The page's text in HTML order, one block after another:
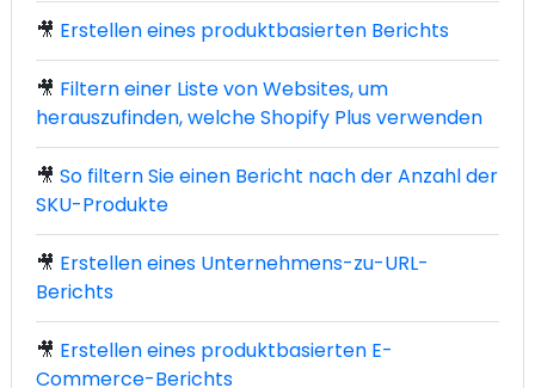
🎥 Erstellen eines produktbasierten Berichts
🎥 Filtern einer Liste von Websites, um
herauszufinden, welche Shopify Plus verwenden
🎥 So filtern Sie einen Bericht nach der Anzahl der
SKU-Produkte
🎥 Erstellen eines Unternehmens-zu-URL-
Berichts
🎥 Erstellen eines produktbasierten E-
Commerce-Berichts